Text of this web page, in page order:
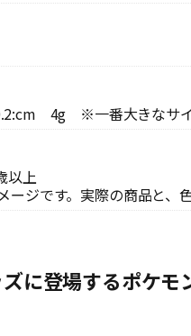
4g ※一番大きなサ
以上
ジです。実際の商品と、
に登場するポケモ